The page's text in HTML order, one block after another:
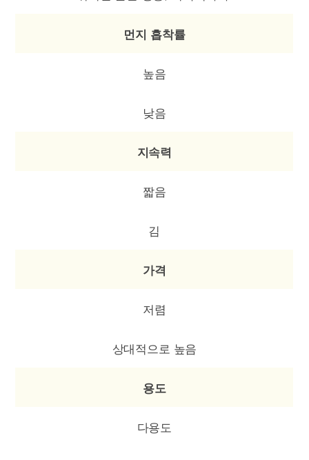
먼지 흡착률
높음
낮음
지속력
짧음
김
가격
저렴
상대적으로 높음
용도
다용도